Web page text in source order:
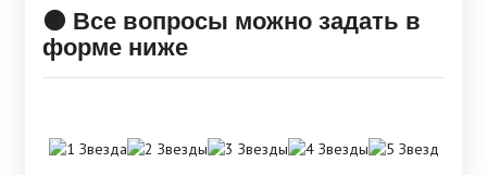
🟠 Все вопросы можно задать в
форме ниже